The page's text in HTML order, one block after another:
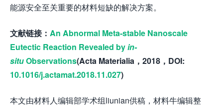
能源安全至关重要的材料短缺的解决方案。
文献链接： An Abnormal Meta-stable Nanoscale
Eutectic Reaction Revealed byin-
situObservations(Acta Materialia，2018，DOI:
10.1016/j.actamat.2018.11.027)
本文由材料人编辑部学术组liunian供稿，材料牛编辑整